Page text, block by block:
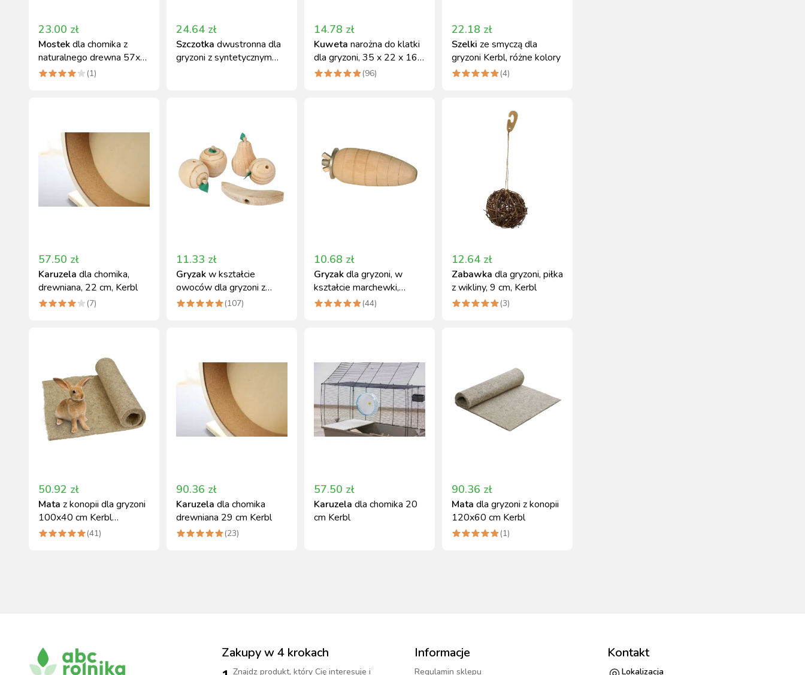
23.00 zł
Mostekdla chomika z
naturalnego drewna 57x7
cm Kerbl
(1)
24.64 zł
Szczotka dwustronna dla
gryzoni z syntetycznym
14.78 zł
Kuweta narożna do klatki
dla gryzoni, 35 x 22 x 16
cm, Kerbl
(96)
22.18 zł
Szelki ze smyczą dla
gryzoni Kerbl, różne kolory
(4)
57.50 zł
Karuzela dla chomika,
drewniana, 22 cm, Kerbl
(7)
11.33 zł
Gryzakw kształcie
owoców dla gryzoni z
litego drewna Kerbl
(107)
10.68 zł
Gryzakdla gryzoni, w
kształcie marchewki,
drewniany 9 cm, Kerbl
(44)
12.64 zł
Zabawka dla gryzoni, piłka
z wikliny, 9 cm, Kerbl
(3)
50.92 zł
Mata z konopii dla gryzoni
100x40 cm Kerbl
naturalna wyściółka
(41)
90.36 zł
Karuzela dla chomika
drewniana 29 cm Kerbl
(23)
57.50 zł
Karuzela dla chomika 20
cm Kerbl
90.36 zł
Mata dla gryzoni z konopii
120x60 cm Kerbl
(1)
Zakupy w 4 krokach
Znajdz produkt, który Cię interesuje i
Informacje
Regulamin sklepu
Kontakt
Lokalizacja